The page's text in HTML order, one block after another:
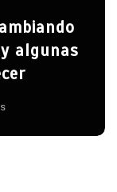
algunas